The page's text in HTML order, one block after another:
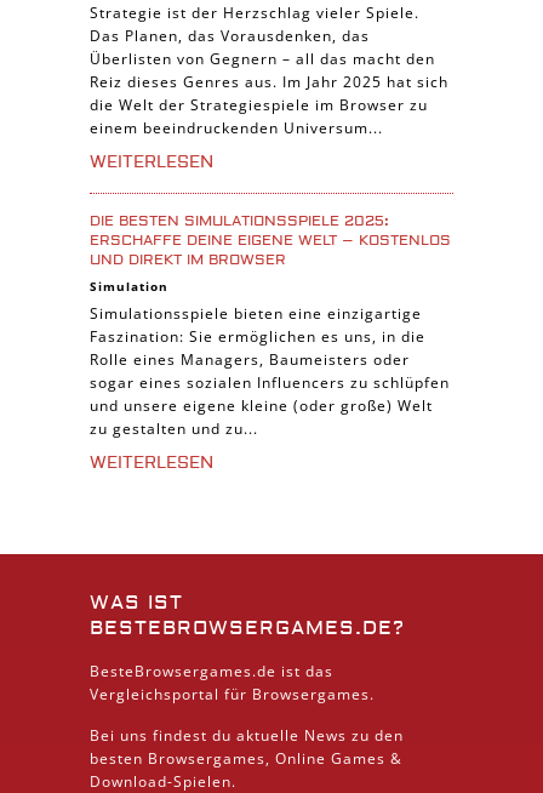
Strategie ist der Herzschlag vieler Spiele.
Das Planen, das Vorausdenken, das
Überlisten von Gegnern – all das macht den
Reiz dieses Genres aus. Im Jahr 2025 hat sich
die Welt der Strategiespiele im Browser zu
einem beeindruckenden Universum...
WEITERLESEN
DIE BESTEN SIMULATIONSSPIELE 2025:
ERSCHAFFE DEINE EIGENE WELT – KOSTENLOS
UND DIREKT IM BROWSER
Simulation
Simulationsspiele bieten eine einzigartige
Faszination: Sie ermöglichen es uns, in die
Rolle eines Managers, Baumeisters oder
sogar eines sozialen Influencers zu schlüpfen
und unsere eigene kleine (oder große) Welt
zu gestalten und zu...
WEITERLESEN
WAS IST
BESTEBROWSERGAMES.DE?
BesteBrowsergames.de ist das
Vergleichsportal für Browsergames.
Bei uns findest du aktuelle News zu den
besten Browsergames, Online Games &
Download-Spielen.